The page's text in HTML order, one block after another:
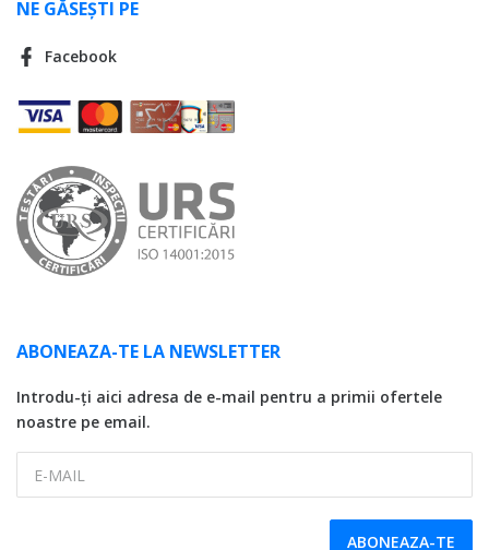
NE GĂSEȘTI PE
Facebook
ABONEAZA-TE LA NEWSLETTER
Introdu-ți aici adresa de e-mail pentru a primii ofertele
noastre pe email.
ABONEAZA-TE